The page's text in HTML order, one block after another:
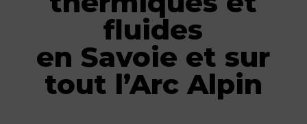
fluides
en Savoie et sur
tout l’Arc Alpin